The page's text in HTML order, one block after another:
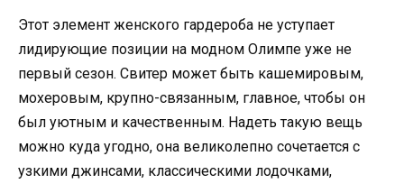
Этот элемент женского гардероба не уступает
лидирующие позиции на модном Олимпе уже не
первый сезон. Свитер может быть кашемировым,
мохеровым, крупно-связанным, главное, чтобы он
был уютным и качественным. Надеть такую вещь
можно куда угодно, она великолепно сочетается с
узкими джинсами, классическими лодочками,